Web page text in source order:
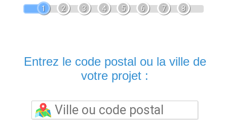
1 2 3 4 5 6 7 8
Entrez le code postal ou la ville de
votre projet :